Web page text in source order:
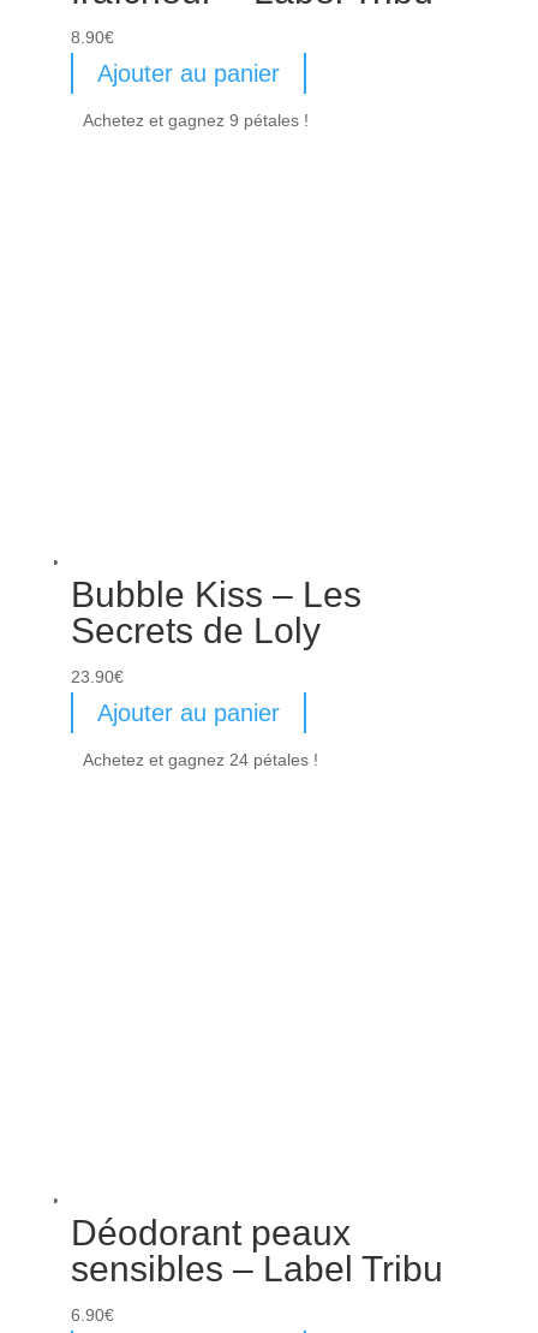
8.90€
Ajouter au panier
Achetez et gagnez 9 pétales !
Bubble Kiss – Les
Secrets de Loly
23.90€
Ajouter au panier
Achetez et gagnez 24 pétales !
Déodorant peaux
sensibles – Label Tribu
6.90€